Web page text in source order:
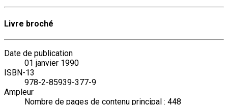
Livre broché
Date de publication
01 janvier 1990
ISBN-13
978-2-85939-377-9
Ampleur
Nombre de pages de contenu principal : 448